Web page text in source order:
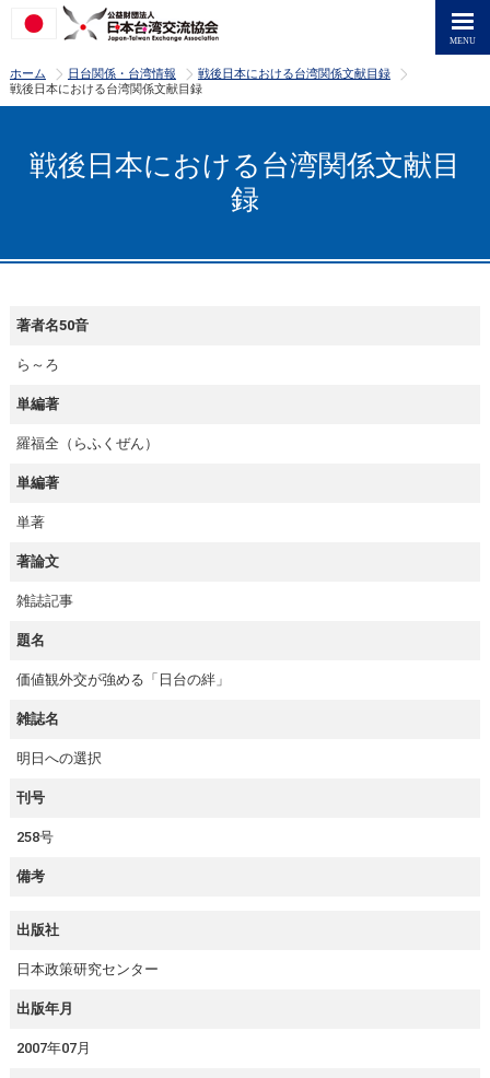
ホーム >
日台関係・台湾情報 >
戦後日本における台湾関係文献目録
戦後日本における台湾関係文献目録
戦後日本における台湾関係文献目
録
著者名50音
ら～ろ
単編著
羅福全（らふくぜん）
単編著
単著
著論文
雑誌記事
題名
価値観外交が強める「日台の絆」
雑誌名
明日への選択
刊号
258号
備考
出版社
日本政策研究センター
出版年月
2007年07月